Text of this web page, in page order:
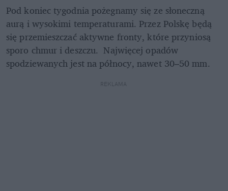
Pod koniec tygodnia pożegnamy się ze słoneczną
aurą i wysokimi temperaturami. Przez Polskę będą
się przemieszczać aktywne fronty, które przyniosą
sporo chmur i deszczu.  Najwięcej opadów
spodziewanych jest na północy, nawet 30–50 mm.
REKLAMA